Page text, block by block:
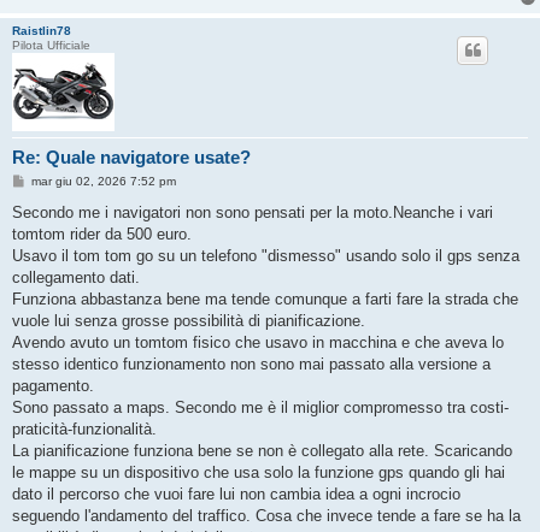
Raistlin78
Pilota Ufficiale
Re: Quale navigatore usate?
M
s
a
g
i
o
mar giu 02, 2026 7:52 pm
Secondo me i navigatori non sono pensati per la moto.Neanche i vari
tomtom rider da 500 euro.
Usavo il tom tom go su un telefono "dismesso" usando solo il gps senza
collegamento dati.
Funziona abbastanza bene ma tende comunque a farti fare la strada che
vuole lui senza grosse possibilità di pianificazione.
Avendo avuto un tomtom fisico che usavo in macchina e che aveva lo
stesso identico funzionamento non sono mai passato alla versione a
pagamento.
Sono passato a maps. Secondo me è il miglior compromesso tra costi-
praticità-funzionalità.
La pianificazione funziona bene se non è collegato alla rete. Scaricando
le mappe su un dispositivo che usa solo la funzione gps quando gli hai
dato il percorso che vuoi fare lui non cambia idea a ogni incrocio
seguendo l'andamento del traffico. Cosa che invece tende a fare se ha la